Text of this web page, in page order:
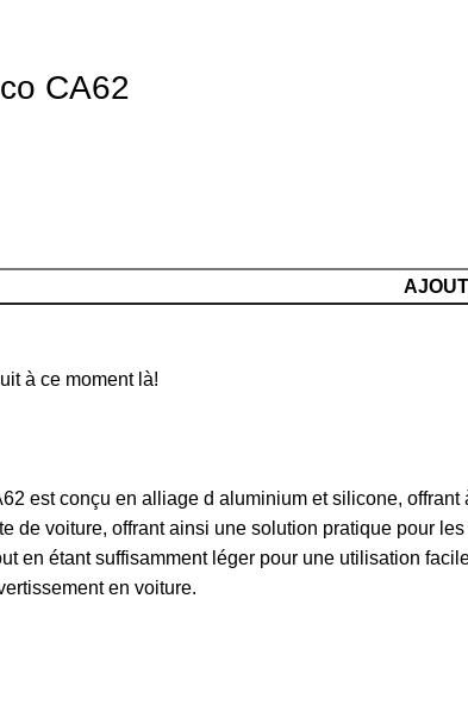
CA62
à ce moment là!
est conçu en alliage d aluminium et silicone,
de voiture, offrant ainsi une solution pratique pour
en étant suffisamment léger pour une utilisation
en voiture.